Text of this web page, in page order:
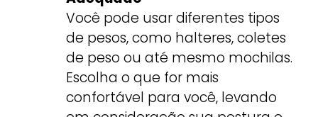
Você pode usar diferentes tipos
de pesos, como halteres, coletes
de peso ou até mesmo mochilas.
Escolha o que for mais
confortável para você, levando